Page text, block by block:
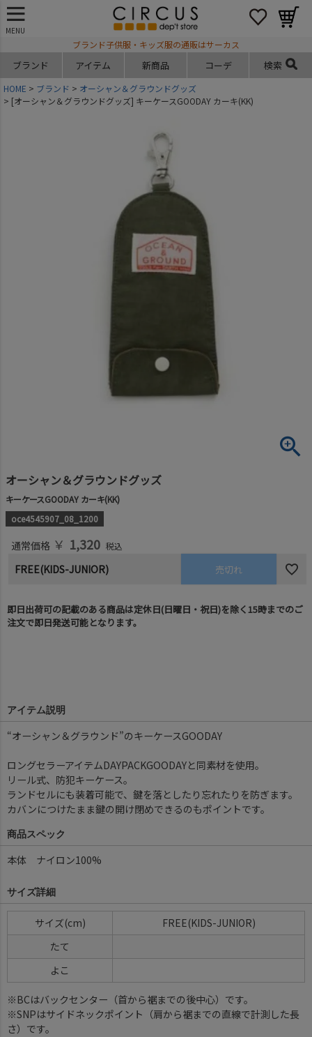
MENU
ブランド子供服・キッズ服の通販はサーカス
ブランド アイテム 新商品 コーデ 検索
HOME ブランド
オーシャン＆グラウンドグッズ
[オーシャン＆グラウンドグッズ] キーケースGOODAY カーキ(KK)
オーシャン＆グラウンドグッズ
キーケースGOODAY カーキ(KK)
oce4545907_08_1200
通常価格 ￥ 1,320 税込
FREE(KIDS-JUNIOR) 売切れ
即日出荷可の記載のある商品は定休日(日曜日・祝日)を除く15時までのご
注文で即日発送可能となります。
アイテム説明
“オーシャン＆グラウンド”のキーケースGOODAY
ロングセラーアイテムDAYPACKGOODAYと同素材を使用。
リール式、防犯キーケース。
ランドセルにも装着可能で、鍵を落としたり忘れたりを防ぎます。
カバンにつけたまま鍵の開け閉めできるのもポイントです。
商品スペック
本体 ナイロン100%
サイズ詳細
サイズ(cm)
FREE(KIDS-JUNIOR)
たて
よこ
※BCはバックセンター（首から裾までの後中心）です。
※SNPはサイドネックポイント（肩から裾までの直線で計測した長
さ）です。